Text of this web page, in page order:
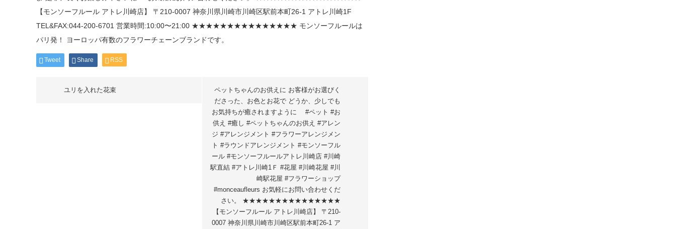
Tweet Share RSS
ユリを入れた花束
ペットちゃんのお供えに お客様がお選びく
ださった、お色とお花で どうか、少しでも
お気持ちが癒されますように #ペット #お
供え #癒し #ペットちゃんのお供え #アレン
ジ #アレンジメント #フラワーアレンジメン
ト #ラウンドアレンジメント #モンソーフル
ール #モンソーフルールアトレ川崎店 #川崎
駅直結 #アトレ川崎1Ｆ #花屋 #川崎花屋 #川
崎駅花屋 #フラワーショップ
#monceaufleurs お気軽にお問い合わせくだ
さい。 ★★★★★★★★★★★★★★★
【モンソーフルール アトレ川崎店】 〒210-
0007 神奈川県川崎市川崎区駅前本町26-1 ア